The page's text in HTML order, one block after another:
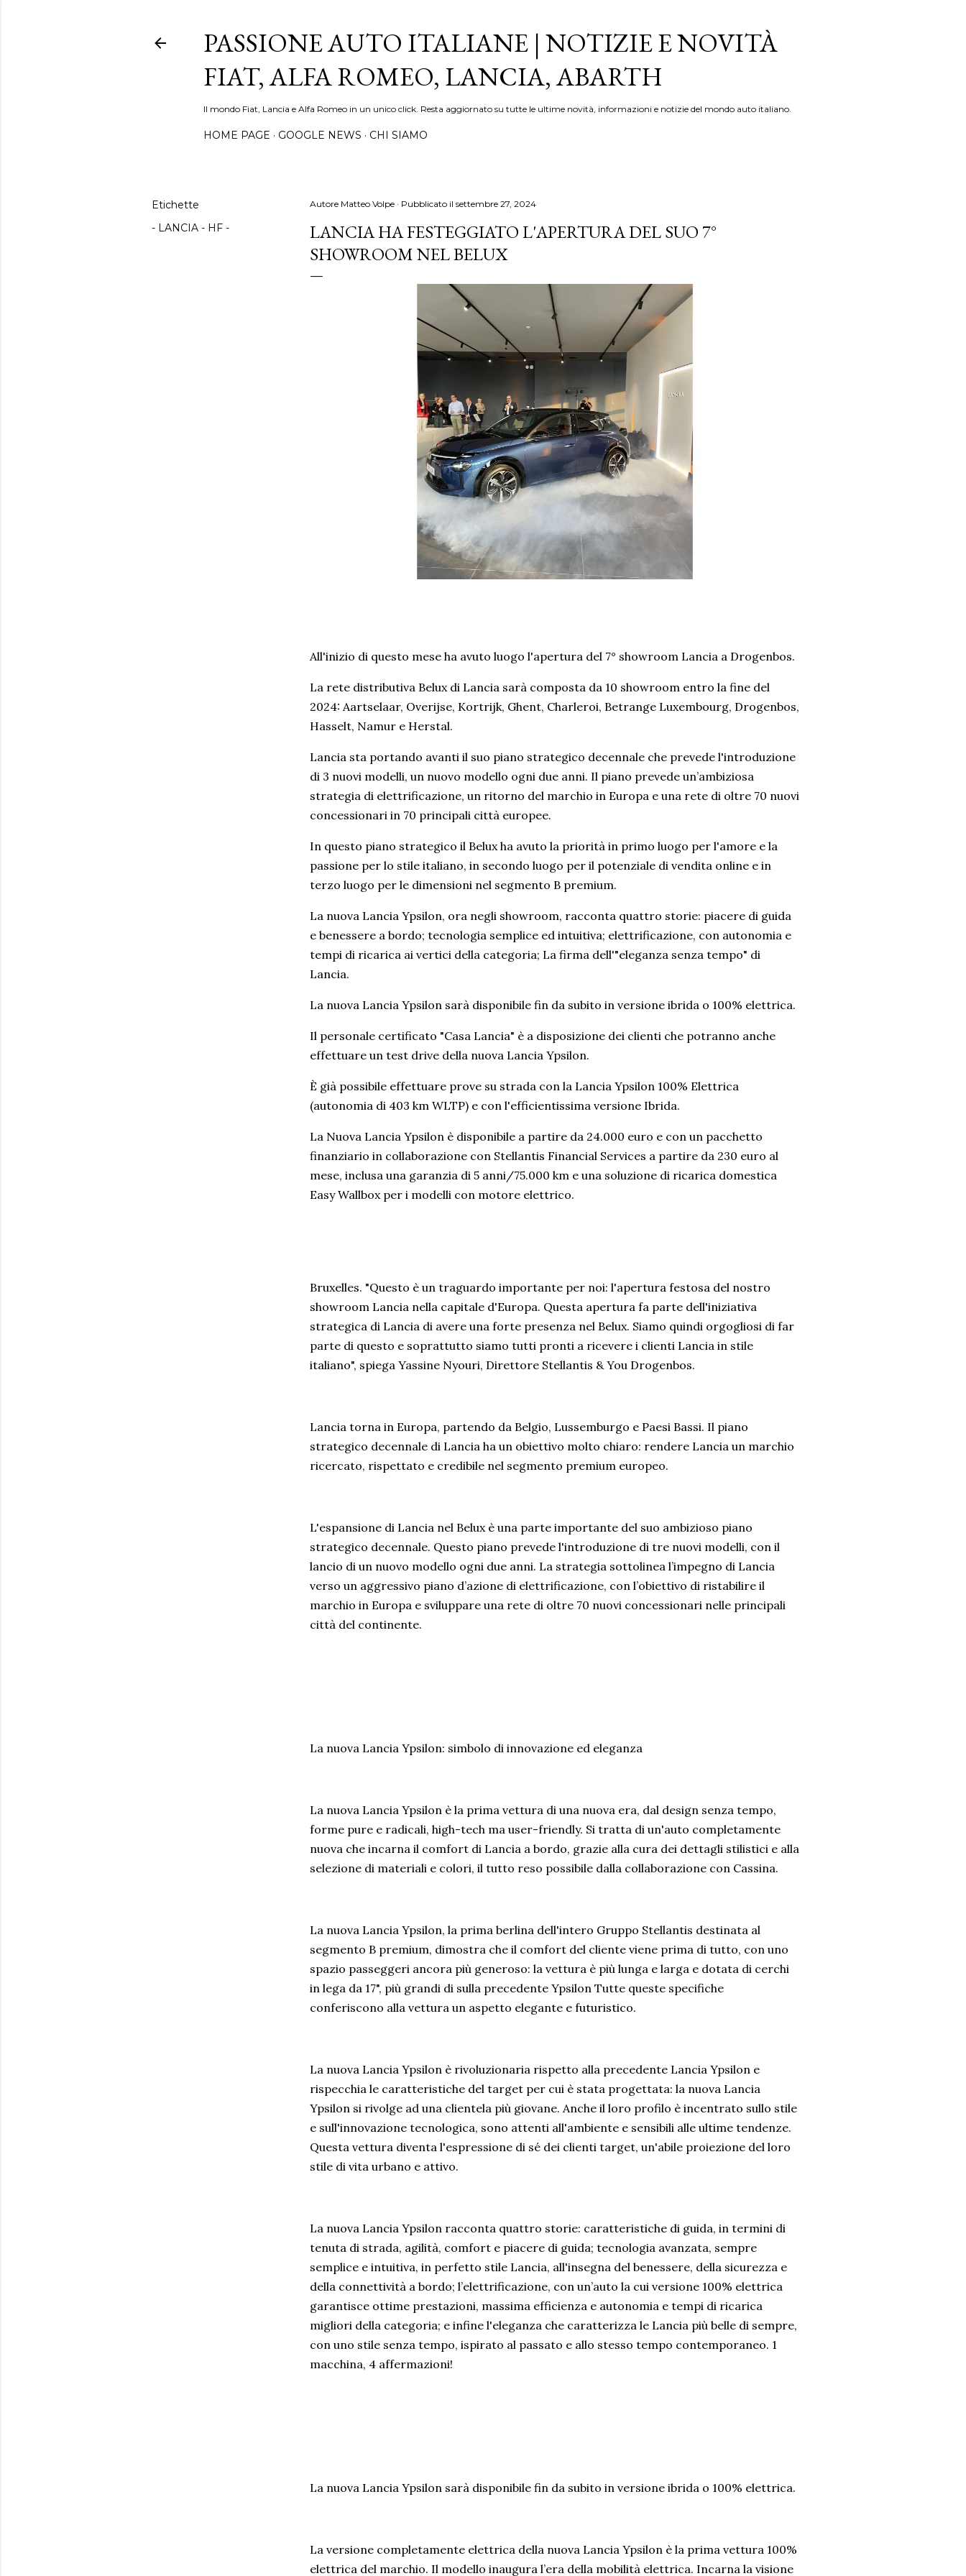
PASSIONE AUTO ITALIANE | NOTIZIE E NOVITÀ
FIAT, ALFA ROMEO, LANCIA, ABARTH
Il mondo Fiat, Lancia e Alfa Romeo in un unico click. Resta aggiornato su tutte le ultime novità, informazioni e notizie del mondo auto italiano.
HOME PAGE GOOGLE NEWS CHI SIAMO
Etichette
- LANCIA - HF -
Autore Matteo Volpe Pubblicato il settembre 27, 2024
LANCIA HA FESTEGGIATO L'APERTURA DEL SUO 7°
SHOWROOM NEL BELUX
All'inizio di questo mese ha avuto luogo l'apertura del 7° showroom Lancia a Drogenbos.
La rete distributiva Belux di Lancia sarà composta da 10 showroom entro la fine del
2024: Aartselaar, Overijse, Kortrijk, Ghent, Charleroi, Betrange Luxembourg, Drogenbos,
Hasselt, Namur e Herstal.
Lancia sta portando avanti il ​​suo piano strategico decennale che prevede l'introduzione
di 3 nuovi modelli, un nuovo modello ogni due anni. Il piano prevede un’ambiziosa
strategia di elettrificazione, un ritorno del marchio in Europa e una rete di oltre 70 nuovi
concessionari in 70 principali città europee.
In questo piano strategico il Belux ha avuto la priorità in primo luogo per l'amore e la
passione per lo stile italiano, in secondo luogo per il potenziale di vendita online e in
terzo luogo per le dimensioni nel segmento B premium.
La nuova Lancia Ypsilon, ora negli showroom, racconta quattro storie: piacere di guida
e benessere a bordo; tecnologia semplice ed intuitiva; elettrificazione, con autonomia e
tempi di ricarica ai vertici della categoria; La firma dell'"eleganza senza tempo" di
Lancia.
La nuova Lancia Ypsilon sarà disponibile fin da subito in versione ibrida o 100% elettrica.
Il personale certificato "Casa Lancia" è a disposizione dei clienti che potranno anche
effettuare un test drive della nuova Lancia Ypsilon.
È già possibile effettuare prove su strada con la Lancia Ypsilon 100% Elettrica
(autonomia di 403 km WLTP) e con l'efficientissima versione Ibrida.
La Nuova Lancia Ypsilon è disponibile a partire da 24.000 euro e con un pacchetto
finanziario in collaborazione con Stellantis Financial Services a partire da 230 euro al
mese, inclusa una garanzia di 5 anni/75.000 km e una soluzione di ricarica domestica
Easy Wallbox per i modelli con motore elettrico.
Bruxelles. "Questo è un traguardo importante per noi: l'apertura festosa del nostro
showroom Lancia nella capitale d'Europa. Questa apertura fa parte dell'iniziativa
strategica di Lancia di avere una forte presenza nel Belux. Siamo quindi orgogliosi di far
parte di questo e soprattutto siamo tutti pronti a ricevere i clienti Lancia in stile
italiano", spiega Yassine Nyouri, Direttore Stellantis & You Drogenbos.
Lancia torna in Europa, partendo da Belgio, Lussemburgo e Paesi Bassi. Il piano
strategico decennale di Lancia ha un obiettivo molto chiaro: rendere Lancia un marchio
ricercato, rispettato e credibile nel segmento premium europeo.
L'espansione di Lancia nel Belux è una parte importante del suo ambizioso piano
strategico decennale. Questo piano prevede l'introduzione di tre nuovi modelli, con il
lancio di un nuovo modello ogni due anni. La strategia sottolinea l’impegno di Lancia
verso un aggressivo piano d’azione di elettrificazione, con l’obiettivo di ristabilire il
marchio in Europa e sviluppare una rete di oltre 70 nuovi concessionari nelle principali
città del continente.
La nuova Lancia Ypsilon: simbolo di innovazione ed eleganza
La nuova Lancia Ypsilon è la prima vettura di una nuova era, dal design senza tempo,
forme pure e radicali, high-tech ma user-friendly. Si tratta di un'auto completamente
nuova che incarna il comfort di Lancia a bordo, grazie alla cura dei dettagli stilistici e alla
selezione di materiali e colori, il tutto reso possibile dalla collaborazione con Cassina.
La nuova Lancia Ypsilon, la prima berlina dell'intero Gruppo Stellantis destinata al
segmento B premium, dimostra che il comfort del cliente viene prima di tutto, con uno
spazio passeggeri ancora più generoso: la vettura è più lunga e larga e dotata di cerchi
in lega da 17", più grandi di sulla precedente Ypsilon Tutte queste specifiche
conferiscono alla vettura un aspetto elegante e futuristico.
La nuova Lancia Ypsilon è rivoluzionaria rispetto alla precedente Lancia Ypsilon e
rispecchia le caratteristiche del target per cui è stata progettata: la nuova Lancia
Ypsilon si rivolge ad una clientela più giovane. Anche il loro profilo è incentrato sullo stile
e sull'innovazione tecnologica, sono attenti all'ambiente e sensibili alle ultime tendenze.
Questa vettura diventa l'espressione di sé dei clienti target, un'abile proiezione del loro
stile di vita urbano e attivo.
La nuova Lancia Ypsilon racconta quattro storie: caratteristiche di guida, in termini di
tenuta di strada, agilità, comfort e piacere di guida; tecnologia avanzata, sempre
semplice e intuitiva, in perfetto stile Lancia, all'insegna del benessere, della sicurezza e
della connettività a bordo; l’elettrificazione, con un’auto la cui versione 100% elettrica
garantisce ottime prestazioni, massima efficienza e autonomia e tempi di ricarica
migliori della categoria; e infine l'eleganza che caratterizza le Lancia più belle di sempre,
con uno stile senza tempo, ispirato al passato e allo stesso tempo contemporaneo. 1
macchina, 4 affermazioni!
La nuova Lancia Ypsilon sarà disponibile fin da subito in versione ibrida o 100% elettrica.
La versione completamente elettrica della nuova Lancia Ypsilon è la prima vettura 100%
elettrica del marchio. Il modello inaugura l’era della mobilità elettrica. Incarna la visione